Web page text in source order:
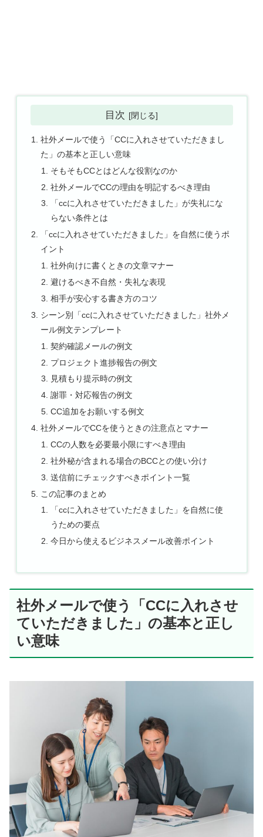
目次
社外メールで使う「CCに入れさせていただきまし
た」の基本と正しい意味
そもそもCCとはどんな役割なのか
社外メールでCCの理由を明記するべき理由
「ccに入れさせていただきました」が失礼にな
らない条件とは
「ccに入れさせていただきました」を自然に使うポ
イント
社外向けに書くときの文章マナー
避けるべき不自然・失礼な表現
相手が安心する書き方のコツ
シーン別「ccに入れさせていただきました」社外メ
ール例文テンプレート
契約確認メールの例文
プロジェクト進捗報告の例文
見積もり提示時の例文
謝罪・対応報告の例文
CC追加をお願いする例文
社外メールでCCを使うときの注意点とマナー
CCの人数を必要最小限にすべき理由
社外秘が含まれる場合のBCCとの使い分け
送信前にチェックすべきポイント一覧
この記事のまとめ
「ccに入れさせていただきました」を自然に使
うための要点
今日から使えるビジネスメール改善ポイント
社外メールで使う「CCに入れさせ
ていただきました」の基本と正し
い意味